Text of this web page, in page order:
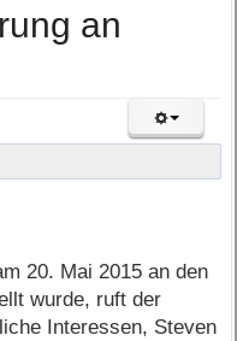
an
20. Mai 2015 an den
wurde, ruft der
Interessen, Steven